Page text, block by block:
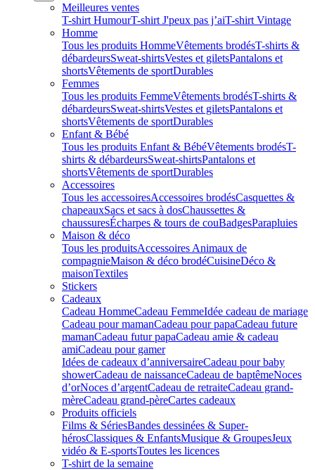
Meilleures ventes
T-shirt HumourT-shirt J'peux pas j’aiT-shirt Vintage
Homme
Tous les produits HommeVêtements brodésT-shirts &
débardeursSweat-shirtsVestes et giletsPantalons et
shortsVêtements de sportDurables
Femmes
Tous les produits FemmeVêtements brodésT-shirts &
débardeursSweat-shirtsVestes et giletsPantalons et
shortsVêtements de sportDurables
Enfant & Bébé
Tous les produits Enfant & BébéVêtements brodésT-
shirts & débardeursSweat-shirtsPantalons et
shortsVêtements de sportDurables
Accessoires
Tous les accessoiresAccessoires brodésCasquettes &
chapeauxSacs et sacs à dosChaussettes &
chaussuresÉcharpes & tours de couBadgesParapluies
Maison & déco
Tous les produitsAccessoires Animaux de
compagnieMaison & déco brodéCuisineDéco &
maisonTextiles
Stickers
Cadeaux
Cadeau HommeCadeau FemmeIdée cadeau de mariage​
Cadeau pour mamanCadeau pour papaCadeau future
mamanCadeau futur papaCadeau amie & cadeau
amiCadeau pour gamer
Idées de cadeaux d’anniversaireCadeau pour baby
showerCadeau de naissanceCadeau de baptêmeNoces
d’orNoces d’argentCadeau de retraiteCadeau grand-
mèreCadeau grand-pèreCartes cadeaux
Produits officiels
Films & SériesBandes dessinées & Super-
hérosClassiques & EnfantsMusique & GroupesJeux
vidéo & E-sportsToutes les licences
T-shirt de la semaine